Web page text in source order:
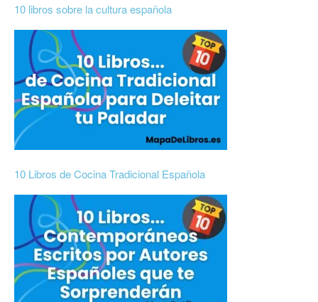
10 libros sobre la cultura española
10 Libros de Cocina Tradicional Española